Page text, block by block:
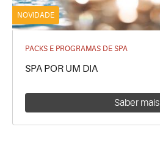
NOVIDADE
PACKS E PROGRAMAS DE SPA
SPA POR UM DIA
Saber mais